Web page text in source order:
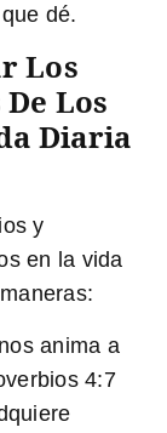
dé.
Los
Los
Diaria
y
en la vida
anima a
4:7